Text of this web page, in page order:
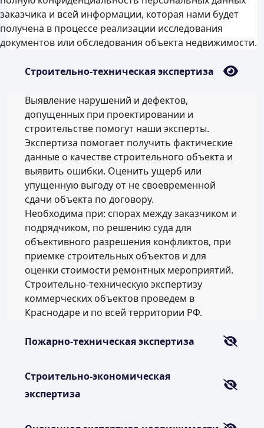
заказчика и всей информации, которая нами будет
получена в процессе реализации исследования
документов или обследования объекта недвижимости.
Строительно-техническая экспертиза
Выявление нарушений и дефектов,
допущенных при проектировании и
строительстве помогут наши эксперты.
Экспертиза помогает получить фактические
данные о качестве строительного объекта и
выявить ошибки. Оценить ущерб или
упущенную выгоду от не своевременной
сдачи объекта по договору.
Необходима при: спорах между заказчиком и
подрядчиком, по решению суда для
объективного разрешения конфликтов, при
приемке строительных объектов и для
оценки стоимости ремонтных мероприятий.
Строительно-техническую экспертизу
коммерческих объектов проведем в
Краснодаре и по всей территории РФ.
Пожарно-техническая экспертиза
Строительно-экономическая
экспертиза